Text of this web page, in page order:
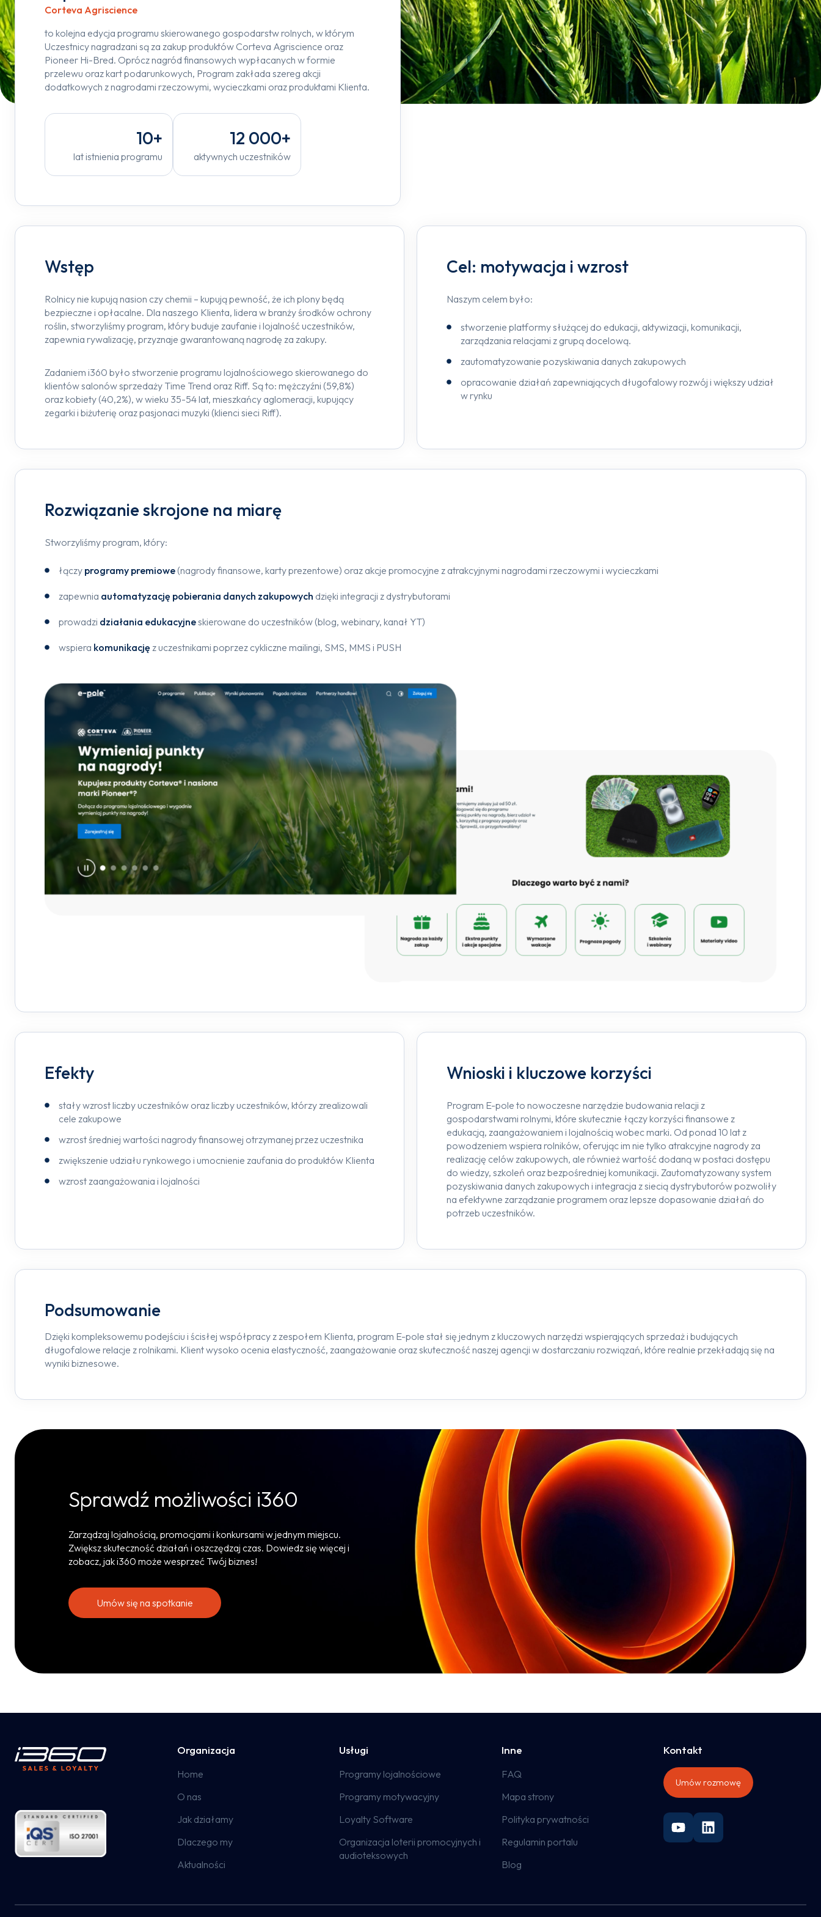
Corteva Agriscience
to kolejna edycja programu skierowanego gospodarstw rolnych, w którym
Uczestnicy nagradzani są za zakup produktów Corteva Agriscience oraz
Pioneer Hi-Bred. Oprócz nagród finansowych wypłacanych w formie
przelewu oraz kart podarunkowych, Program zakłada szereg akcji
dodatkowych z nagrodami rzeczowymi, wycieczkami oraz produktami Klienta.
10+
lat istnienia programu
12 000+
aktywnych uczestników
Wstęp
Rolnicy nie kupują nasion czy chemii – kupują pewność, że ich plony będą
bezpieczne i opłacalne. Dla naszego Klienta, lidera w branży środków ochrony
roślin, stworzyliśmy program, który buduje zaufanie i lojalność uczestników,
zapewnia rywalizację, przyznaje gwarantowaną nagrodę za zakupy.
Zadaniem i360 było stworzenie programu lojalnościowego skierowanego do
klientów salonów sprzedaży Time Trend oraz Riff. Są to: mężczyźni (59,8%)
oraz kobiety (40,2%), w wieku 35-54 lat, mieszkańcy aglomeracji, kupujący
zegarki i biżuterię oraz pasjonaci muzyki (klienci sieci Riff).
Cel: motywacja i wzrost
Naszym celem było:
stworzenie platformy służącej do edukacji, aktywizacji, komunikacji,
zarządzania relacjami z grupą docelową.
zautomatyzowanie pozyskiwania danych zakupowych
opracowanie działań zapewniających długofalowy rozwój i większy udział
w rynku
Rozwiązanie skrojone na miarę
Stworzyliśmy program, który:
łączy programy premiowe (nagrody finansowe, karty prezentowe) oraz akcje promocyjne z atrakcyjnymi nagrodami rzeczowymi i wycieczkami
zapewnia automatyzację pobierania danych zakupowych dzięki integracji z dystrybutorami
prowadzi działania edukacyjneskierowane do uczestników (blog, webinary, kanał YT)
wspiera komunikację z uczestnikami poprzez cykliczne mailingi, SMS, MMS i PUSH
Efekty
stały wzrost liczby uczestników oraz liczby uczestników, którzy zrealizowali
cele zakupowe
wzrost średniej wartości nagrody finansowej otrzymanej przez uczestnika
zwiększenie udziału rynkowego i umocnienie zaufania do produktów Klienta
wzrost zaangażowania i lojalności
Wnioski i kluczowe korzyści
Program E-pole to nowoczesne narzędzie budowania relacji z
gospodarstwami rolnymi, które skutecznie łączy korzyści finansowe z
edukacją, zaangażowaniem i lojalnością wobec marki. Od ponad 10 lat z
powodzeniem wspiera rolników, oferując im nie tylko atrakcyjne nagrody za
realizację celów zakupowych, ale również wartość dodaną w postaci dostępu
do wiedzy, szkoleń oraz bezpośredniej komunikacji. Zautomatyzowany system
pozyskiwania danych zakupowych i integracja z siecią dystrybutorów pozwoliły
na efektywne zarządzanie programem oraz lepsze dopasowanie działań do
potrzeb uczestników.
Podsumowanie
Dzięki kompleksowemu podejściu i ścisłej współpracy z zespołem Klienta, program E-pole stał się jednym z kluczowych narzędzi wspierających sprzedaż i budujących
długofalowe relacje z rolnikami. Klient wysoko ocenia elastyczność, zaangażowanie oraz skuteczność naszej agencji w dostarczaniu rozwiązań, które realnie przekładają się na
wyniki biznesowe.
Sprawdź możliwości i360
Zarządzaj lojalnością, promocjami i konkursami w jednym miejscu.
Zwiększ skuteczność działań i oszczędzaj czas. Dowiedz się więcej i
zobacz, jak i360 może wesprzeć Twój biznes!
Umów się na spotkanie
Organizacja
Home
O nas
Jak działamy
Dlaczego my
Aktualności
Usługi
Programy lojalnościowe
Programy motywacyjny
Loyalty Software
Organizacja loterii promocyjnych i
audioteksowych
Inne
FAQ
Mapa strony
Polityka prywatności
Regulamin portalu
Blog
Kontakt
Umów rozmowę